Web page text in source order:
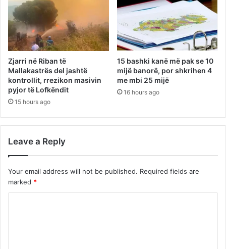
Zjarri në Riban të
Mallakastrës del jashtë
kontrollit, rrezikon masivin
pyjor të Lofkëndit
15 hours ago
15 bashki kanë më pak se 10
mijë banorë, por shkrihen 4
me mbi 25 mijë
16 hours ago
Leave a Reply
Your email address will not be published. Required fields are
marked *